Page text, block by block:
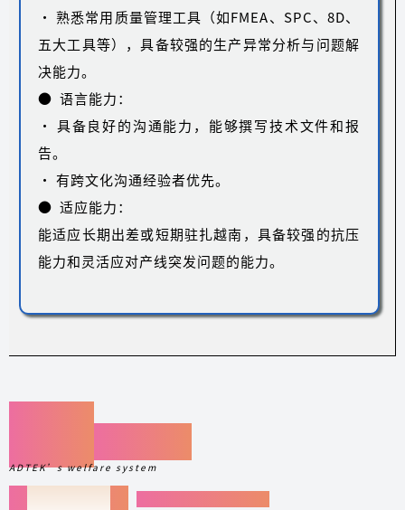
• 熟悉常用质量管理工具（如FMEA、SPC、8D、
五大工具等），具备较强的生产异常分析与问题解
决能力。
● 语言能力：
• 具备良好的沟通能力，能够撰写技术文件和报
告。
• 有跨文化沟通经验者优先。
● 适应能力：
能适应长期出差或短期驻扎越南，具备较强的抗压
能力和灵活应对产线突发问题的能力。
ADTEK’s welfare system